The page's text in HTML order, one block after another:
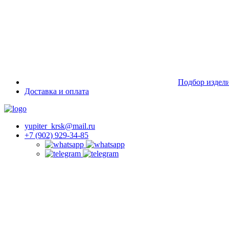
Подбор
Доставка и оплата
yupiter_krsk@mail.ru
+7 (902) 929-34-85